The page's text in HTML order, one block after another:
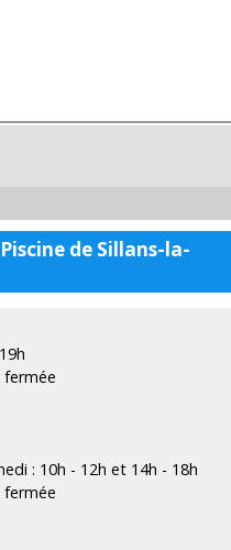
de Sillans-la-
fermée
: 10h - 12h et 14h - 18h
fermée